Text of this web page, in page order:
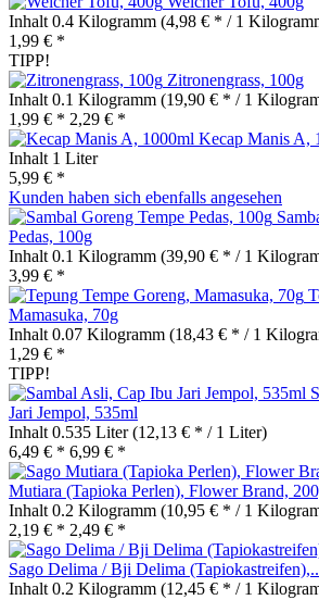
Inhalt 0.4 Kilogramm (4,98 € * / 1
1,99 € *
TIPP!
Zitronengrass, 100g
Inhalt 0.1 Kilogramm (19,90 € * / 1
1,99 € * 2,29 € *
Kecap Manis A,
Inhalt 1 Liter
5,99 € *
Kunden haben sich ebenfalls angesehen
Pedas, 100g
Inhalt 0.1 Kilogramm (39,90 € * / 1
3,99 € *
Mamasuka, 70g
Inhalt 0.07 Kilogramm (18,43 € * / 1
1,29 € *
TIPP!
Jari Jempol, 535ml
Inhalt 0.535 Liter(12,13 € * / 1 Liter)
6,49 € * 6,99 € *
Mutiara (Tapioka Perlen), Flower Brand,
Inhalt 0.2 Kilogramm (10,95 € * / 1
2,19 € * 2,49 € *
Sago Delima / Bji Delima
Inhalt 0.2 Kilogramm (12,45 € * / 1